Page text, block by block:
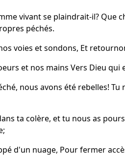
vivant se plaindrait-il? Que
péchés.
voies et sondons, Et
et nos mains Vers Dieu qui
nous avons été rebelles! Tu
ta colère, et tu nous as
d'un nuage, Pour fermer